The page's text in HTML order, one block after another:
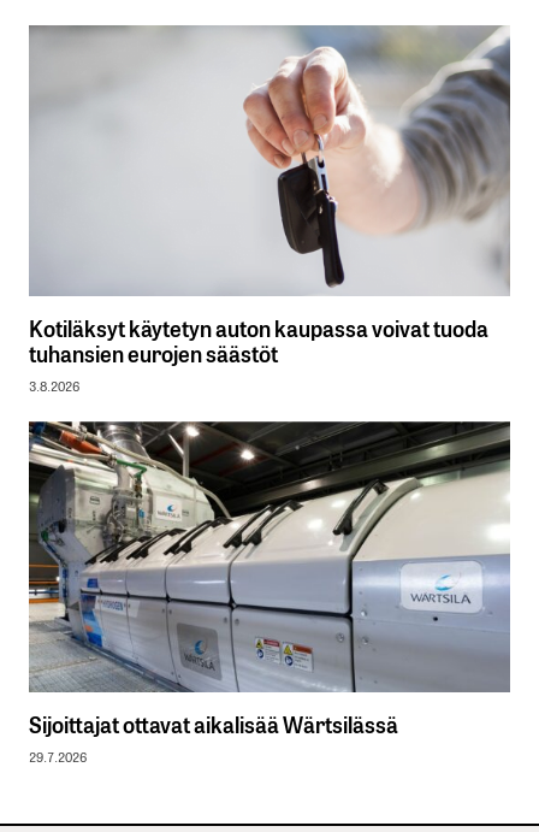
Kotiläksyt käytetyn auton kaupassa voivat tuoda
tuhansien eurojen säästöt
3.8.2026
Sijoittajat ottavat aikalisää Wärtsilässä
29.7.2026